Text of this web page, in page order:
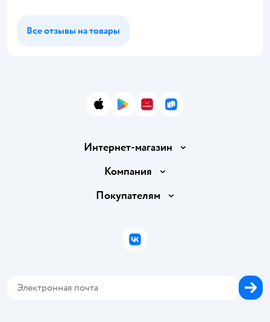
Все отзывы на товары
App StoreGoogle Play
AppGallery
RuStore
Интернет-магазин
Доставка и оплата
Правила продажи
Политика использования файлов cookie
Компания
Вакансии
Покупателям
Бонусные карты
ВКонтакте